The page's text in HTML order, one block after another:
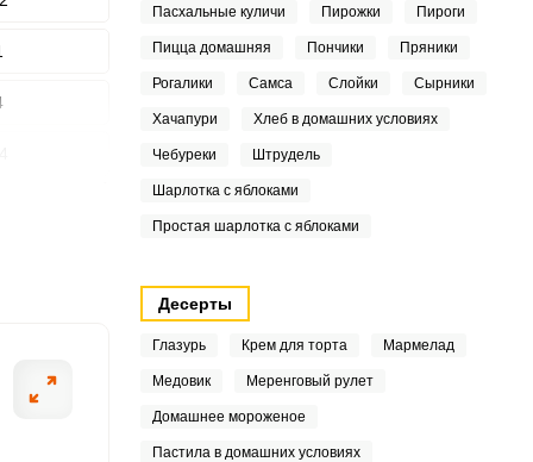
Пасхальные куличи Пирожки Пироги
Пицца домашняя Пончики Пряники
Рогалики Самса Слойки Сырники
Хачапури Хлеб в домашних условиях
Чебуреки Штрудель
Шарлотка с яблоками
Простая шарлотка с яблоками
Десерты
Глазурь Крем для торта Мармелад
Медовик Меренговый рулет
Домашнее мороженое
Пастила в домашних условиях